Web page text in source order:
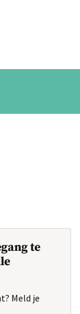
te
Meld je